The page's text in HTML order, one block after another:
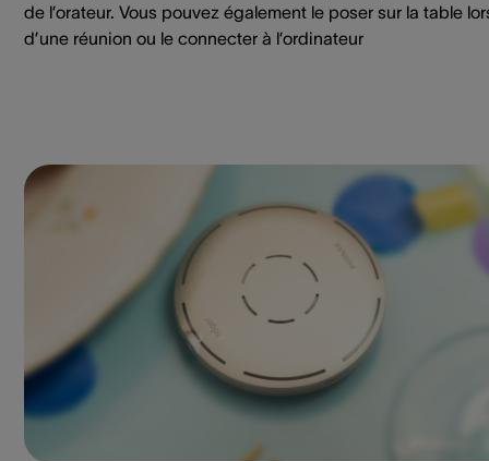
de l’orateur. Vous pouvez également le poser sur la table
d’une réunion ou le connecter à l’ordinateur